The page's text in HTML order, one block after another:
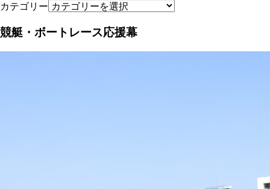
カテゴリー
競艇・ボートレース応援幕